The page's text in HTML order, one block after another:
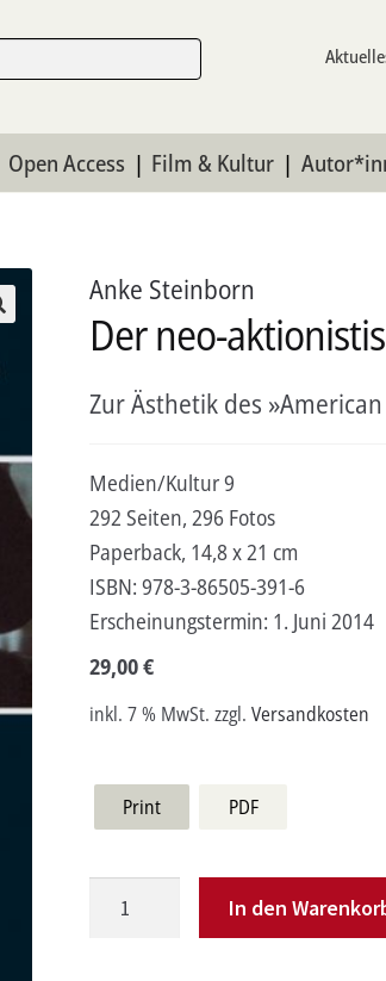
Open Access Film & Kultur
Anke Steinborn
Der neo-
Zur Ästhetik des
Medien/Kultur 9
292 Seiten, 296 Fotos
Paperback, 14,8 x 21 cm
ISBN: 978-3-86505-391-6
Erscheinungstermin: 1. Juni 2014
29,00€
inkl. 7 % MwSt. zzgl. Versandkosten
Print PDF
In den